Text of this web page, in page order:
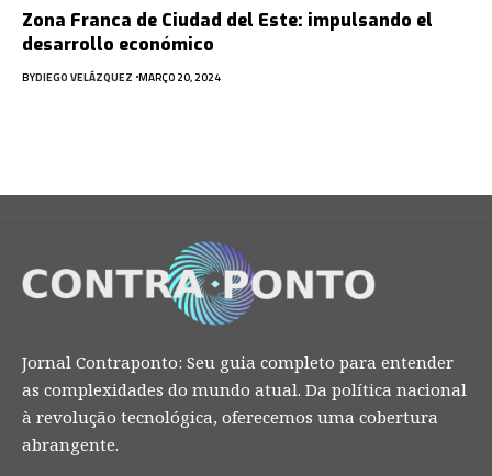
Zona Franca de Ciudad del Este: impulsando el
desarrollo económico
BYDIEGO VELÁZQUEZ MARÇO 20, 2024
Jornal Contraponto: Seu guia completo para entender
as complexidades do mundo atual. Da política nacional
à revolução tecnológica, oferecemos uma cobertura
abrangente.